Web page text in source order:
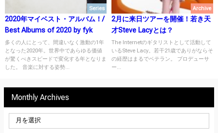
Series
2020年マイベスト・アルバム！/
Best Albums of 2020 by fyk
多くの人にとって、間違いなく激動の1年
となった2020年。世界中であらゆる価値
が驚くべきスピードで変化する年となりま
した。 音楽に対する姿勢...
Archive
2月に来日ツアーを開催！若き天
才Steve Lacyとは？
The Internetのギタリストとして活動して
いるSteve Lacy。若干21歳でありがならそ
の経歴はまるでベテラン。 プロデューサ
ー...
Monthly Archives